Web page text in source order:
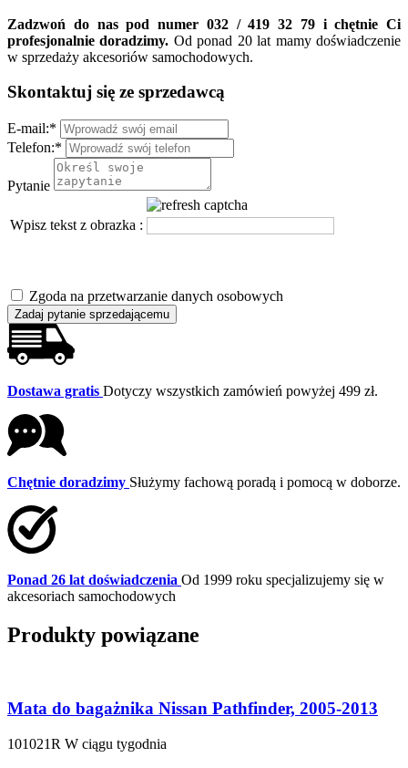
Zadzwoń do nas pod numer 032 / 419 32 79 i chętnie Ci
profesjonalnie doradzimy. Od ponad 20 lat mamy doświadczenie
w sprzedaży akcesoriów samochodowych.
Skontaktuj się ze sprzedawcą
E-mail:*
Telefon:*
Pytanie
Wpisz tekst z obrazka :
Zgoda na przetwarzanie danych osobowych
Zadaj pytanie sprzedającemu
Dostawa gratis Dotyczy wszystkich zamówień powyżej 499 zł.
Chętnie doradzimy Służymy fachową poradą i pomocą w doborze.
Ponad 26 lat doświadczenia Od 1999 roku specjalizujemy się w
akcesoriach samochodowych
Produkty powiązane
Mata do bagażnika Nissan Pathfinder, 2005-2013
101021R W ciągu tygodnia